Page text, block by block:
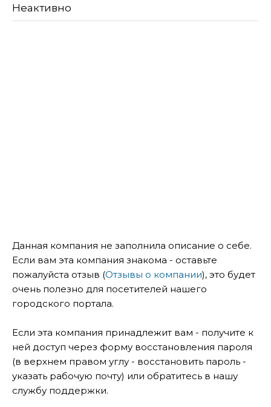
Неактивно
Данная компания не заполнила описание о себе.
Если вам эта компания знакома - оставьте
пожалуйста отзыв (Отзывы о компании), это будет
очень полезно для посетителей нашего
городского портала.
Если эта компания принадлежит вам - получите к
ней доступ через форму восстановления пароля
(в верхнем правом углу - восстановить пароль -
указать рабочую почту) или обратитесь в нашу
службу поддержки.